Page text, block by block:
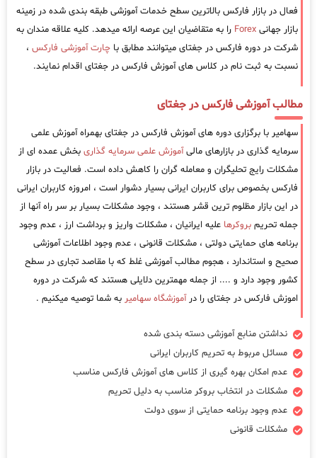
فعال در بازار فارکس بالاترین سطح خدمات آموزشی طبقه بندی شده در زمینه
بازار جهانی Forex را به متقاضیان این عرصه ارائه میدهد. کلیه علاقه مندان به
شرکت در دوره فارکس در جغتای میتوانند مطابق با چارت آموزشی فارکس ،
نسبت به ثبت نام در کلاس های آموزش فارکس در جغتای اقدام نمایند.
مطالب آموزشی فارکس در جغتای
سهامیر با برگزاری دوره های آموزش فارکس در جغتای بهمراه آموزش علمی
سرمایه گذاری در بازارهای مالیآموزش علمی سرمایه گذاری بخش عمده ای از
مشکلات رایج تحلیگران و معامله گران را کاهش داده است. فعالیت در بازار
فارکس بخصوص برای کاربران ایرانی بسیار دشوار است ، امروزه کاربران ایرانی
در این بازار مظلوم ترین قشر هستند ، وجود مشکلات بسیار بر سر راه آنها از
جمله تحریم بروکرها علیه ایرانیان ، مشکلات واریز و برداشت ارز ، عدم وجود
برنامه های حمایتی دولتی ، مشکلات قانونی ، عدم وجود اطلاعات آموزشی
صحیح و استاندارد ، هجوم مطالب آموزشی غلط که با مقاصد تجاری در سطح
کشور وجود دارد و .... از جمله مهمترین دلایلی هستند که شرکت در دوره
اموزش فارکس در جغتای را درآموزشگاه سهامیر به شما توصیه میکنیم .
نداشتن منابع آموزشی دسته بندی شده
مسائل مربوط به تحریم کاربران ایرانی
عدم امکان بهره گیری از کلاس های آموزش فارکس مناسب
مشکلات در انتخاب بروکر مناسب به دلیل تحریم
عدم وجود برنامه حمایتی از سوی دولت
مشکلات قانونی